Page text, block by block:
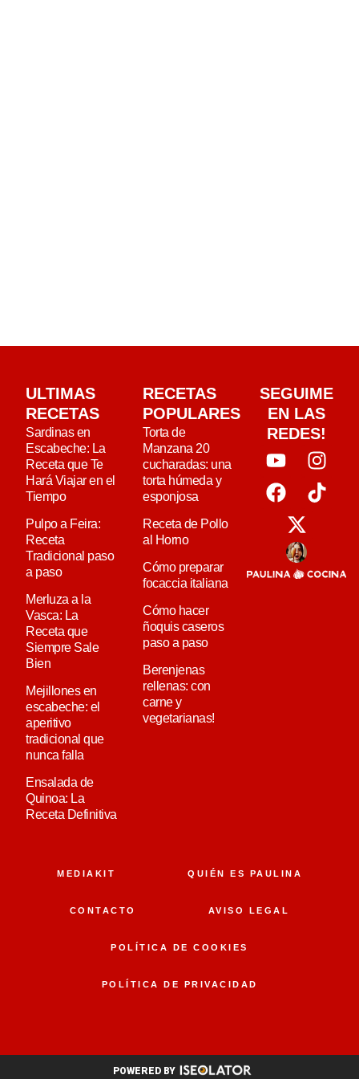
ULTIMAS
RECETAS
Sardinas en
Escabeche: La
Receta que Te
Hará Viajar en el
Tiempo
Pulpo a Feira:
Receta
Tradicional paso
a paso
Merluza a la
Vasca: La
Receta que
Siempre Sale
Bien
Mejillones en
escabeche: el
aperitivo
tradicional que
nunca falla
Ensalada de
Quinoa: La
Receta Definitiva
RECETAS
POPULARES
Torta de
Manzana 20
cucharadas: una
torta húmeda y
esponjosa
Receta de Pollo
al Horno
Cómo preparar
focaccia italiana
Cómo hacer
ñoquis caseros
paso a paso
Berenjenas
rellenas: con
carne y
vegetarianas!
SEGUIME
EN LAS
REDES!
MEDIAKIT QUIÉN ES PAULINA
CONTACTO AVISO LEGAL
POLÍTICA DE COOKIES
POLÍTICA DE PRIVACIDAD
POWERED BY